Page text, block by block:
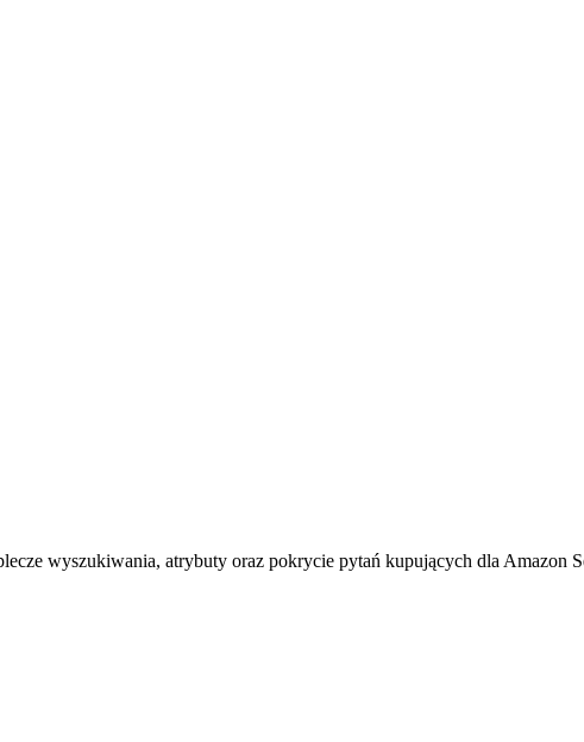
wyszukiwania, atrybuty oraz pokrycie pytań kupujących dla Amazon